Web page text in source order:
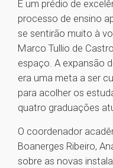
É um prédio de
processo de ensino
se sentirão muito à
Marco Tullio de
espaço. A expansão
era uma meta a ser
para acolher os
quatro graduações
O coordenador
Boanerges Ribeiro,
sobre as novas